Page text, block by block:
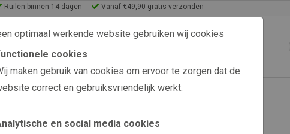
optimaal werkende website gebruiken wij cookies
cookies
maken gebruik van cookies om ervoor te zorgen dat de
correct en gebruiksvriendelijk werkt.
en social media cookies
Ruilen binnen 14 dagen
Vanaf €49,90 gratis verzonden
Producten Mensfiguren